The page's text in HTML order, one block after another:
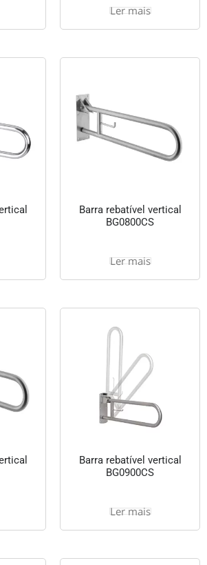
Ler mais
Barra rebatível vertical
BG0800CS
Ler mais
Barra rebatível vertical
BG0900CS
Ler mais